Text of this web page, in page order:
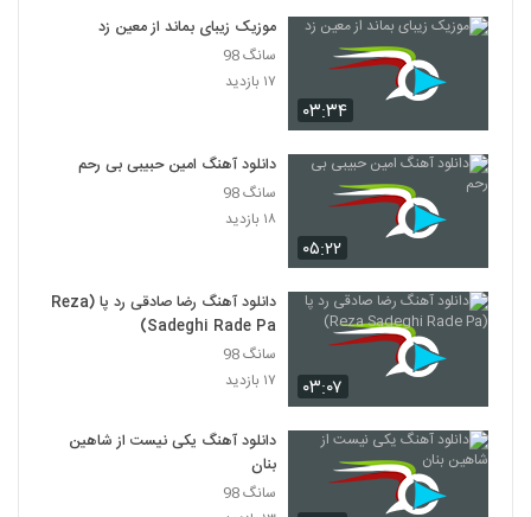
Band Jigoola)
۱,۹۶۳ بازدید
51
آهنگ ایمان عبدالله خانی بنام بعد تو
دانلود آهنگ خلوت شهر از رهام
۹۰۸ بازدید
دانلود آهنگ میلاد سیاه پشت بی تفاوت
(رمیکس) (Milad Siahposht Bitafavot
Remix)
۶۴۱ بازدید
دانلود آهنگ جون دلم از احمد ایراندوست
۰۳:۳۴
موزیک زیبای بماند از معین زد
سانگ 98
۱۷ بازدید
۰۵:۲۲
دانلود آهنگ امین حبیبی بی رحم
سانگ 98
۱۸ بازدید
۰۳:۰۷
دانلود آهنگ رضا صادقی رد پا (Reza
Sadeghi Rade Pa)
سانگ 98
۱۷ بازدید
دانلود آهنگ یکی نیست از شاهین
بنان
سانگ 98